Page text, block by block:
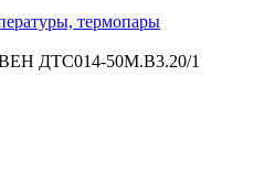
термопары
ДТС014-50M.B3.20/1